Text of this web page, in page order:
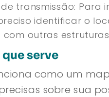
transmissão: Para
identificar o
outras estruturas
serve
como um
sobre sua